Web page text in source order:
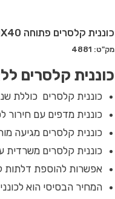
כוננית קלסרים פתוחה 125X80X40 ס"מ
מק"ט: 4881
כוננית קלסרים
כוננית קלסרים כוללת
כוננית מדפים עם חירור
כוננית קלסרים מגיעה
כוננית קלסרים משרדית
אפשרות להוספת דלתות
המחיר הבסיסי הוא